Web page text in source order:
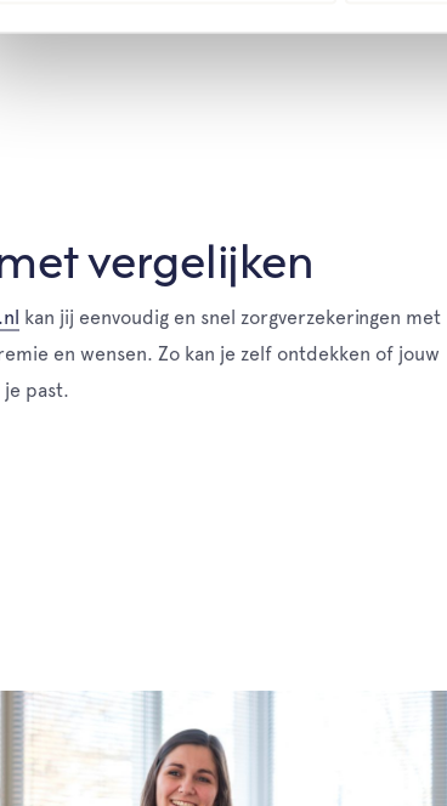
vergelijken
kan jij eenvoudig en snel zorgverzekeringen met
en wensen. Zo kan je zelf ontdekken of jouw
je past.